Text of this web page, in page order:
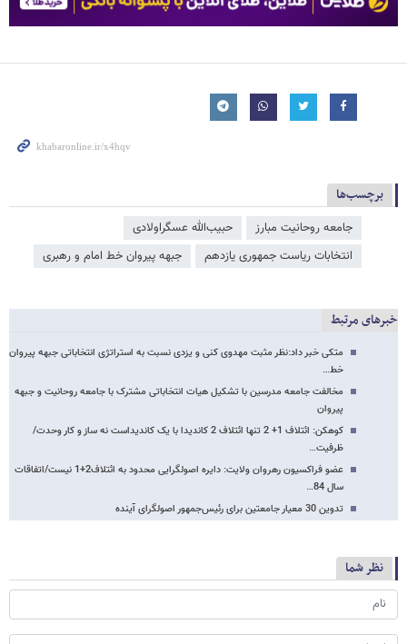
برچسب‌ها
جامعه روحانیت مبارز
حبیب‌الله عسگراولادی
انتخابات ریاست جمهوری یازدهم
جبهه پیروان خط امام و رهبری
خبرهای مرتبط
متکی خبر داد:نظر مثبت مهدوی کنی و یزدی نسبت به استراتژی انتخاباتی جبهه پیروان
خط…
مخالفت جامعه مدرسین با تشکیل هیات انتخاباتی مشترک با جامعه روحانیت و جبهه
پیروان
کوهکن: ائتلاف 1+ 2 تنها ائتلاف 2 کاندیدا با یک کاندیداست نه ساز و کار وحدت/
ظرفیت…
عضو فراکسیون رهروان ولایت: دایره اصولگرایی محدود به ائتلاف2+1 نیست/اتفاقات
سال 84…
تدوین 30 معیار جامعتین برای رئیس‌جمهور اصولگرای آینده
نظر شما